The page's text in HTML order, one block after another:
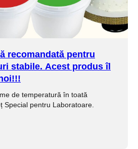
recomandată pentru
stabile. Acest produs îl
de temperatură în toată
Special pentru Laboratoare.